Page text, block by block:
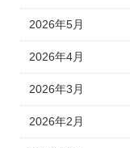
2026年5月
2026年4月
2026年3月
2026年2月